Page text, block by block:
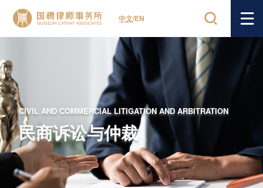
中文/EN
CIVIL AND COMMERCIAL LITIGATION AND ARBITRATION
民商诉讼与仲裁